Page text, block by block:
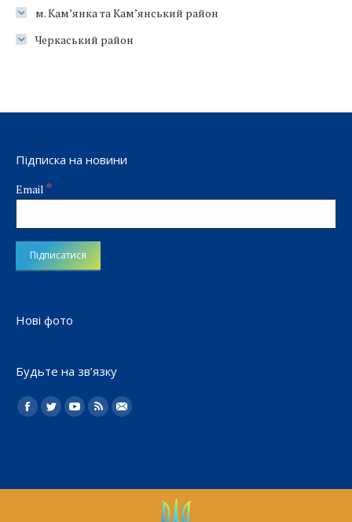
м. Кам’янка та Кам’янський район
Черкаський район
Підписка на новини
Email *
Нові фото
Будьте на зв’язку
Найдите нас:
Facebook
TwitterYouTube
Rss Електронна